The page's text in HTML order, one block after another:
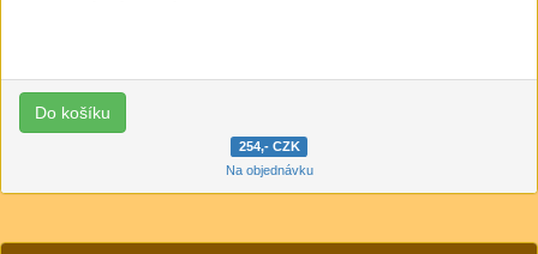
254,- CZK
Na objednávku